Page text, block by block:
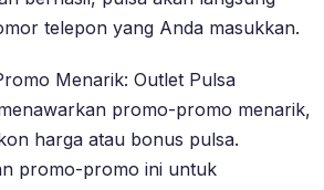
telepon yang Anda masukkan.
Menarik: Outlet Pulsa
promo-promo menarik,
harga atau bonus pulsa.
promo-promo ini untuk